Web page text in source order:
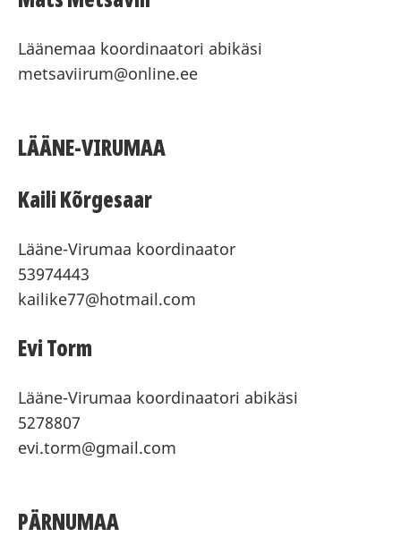
Läänemaa koordinaatori abikäsi
metsaviirum@online.ee
LÄÄNE-VIRUMAA
Kaili Kõrgesaar
Lääne-Virumaa koordinaator
53974443
kailike77@hotmail.com
Evi Torm
Lääne-Virumaa koordinaatori abikäsi
5278807
evi.torm@gmail.com
PÄRNUMAA